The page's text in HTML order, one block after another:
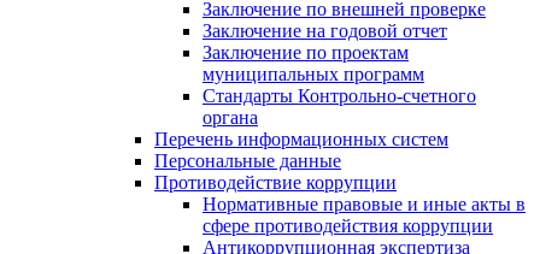
Заключение по внешней проверке
Заключение на годовой отчет
Заключение по проектам
муниципальных программ
Стандарты Контрольно-счетного
органа
Перечень информационных систем
Персональные данные
Противодействие коррупции
Нормативные правовые и иные акты в
сфере противодействия коррупции
Антикоррупционная экспертиза